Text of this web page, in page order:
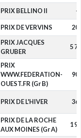
PRIX BELLINO II -
PRIX DE VERVINS
PRIX JACQUES
GRUBER
5
PRIX
WWW.FEDERATION-
OUEST.FR (Gr B)
PRIX DE L'HIVER
PRIX DE LA ROCHE
AUX MOINES (Gr A)
1